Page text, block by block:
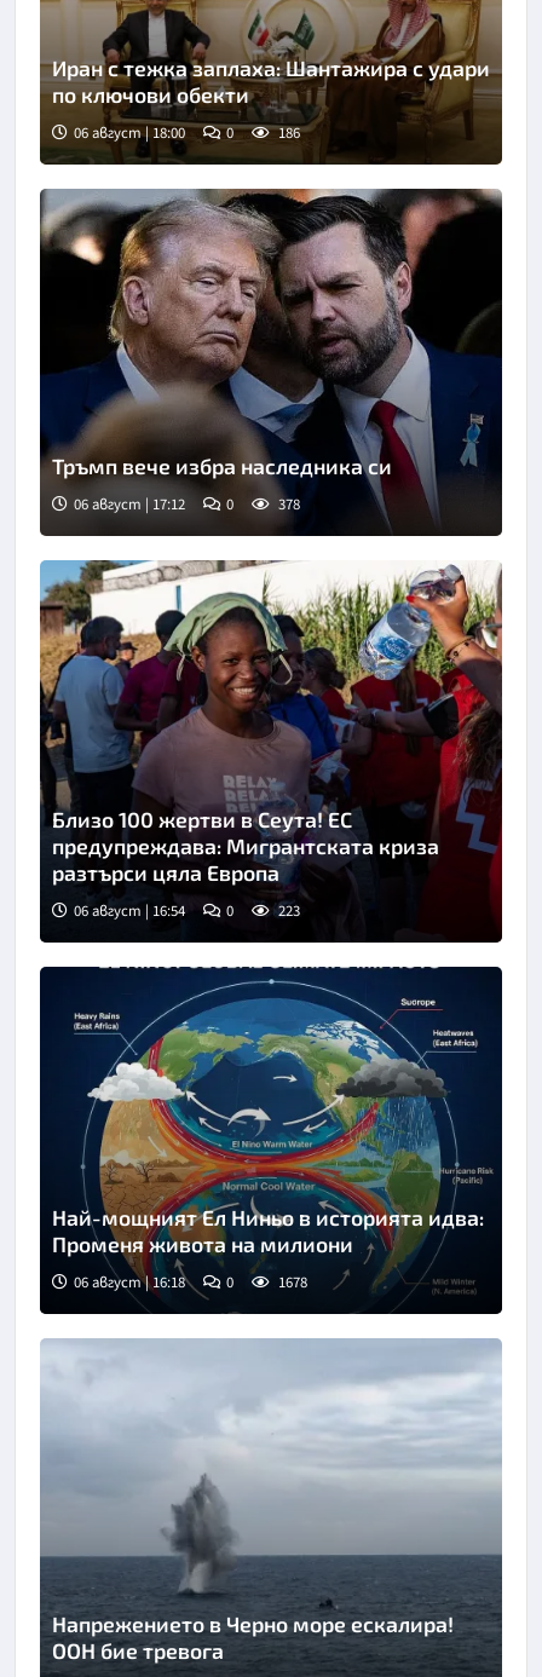
Снимка: БТА
Иран с тежка заплаха: Шантажира с удари
по ключови обекти
06 август | 18:00 0 186
Тръмп вече избра наследника си
06 август | 17:12 0 378
Снимка: БТА
Близо 100 жертви в Сеута! ЕС
предупреждава: Мигрантската криза
разтърси цяла Европа
06 август | 16:54 0 223
Най-мощният Ел Ниньо в историята идва:
Променя живота на милиони
06 август | 16:18 0 1678
Напрежението в Черно море ескалира!
ООН бие тревога